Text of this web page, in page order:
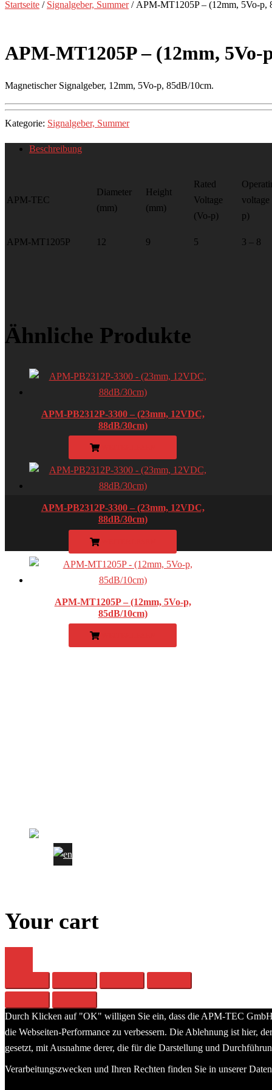
Startseite / Signalgeber, Summer/ APM-MT1205P – (12mm, 5Vo-p,
APM-MT1205P – (12mm, 5Vo-
Magnetischer Signalgeber, 12mm, 5Vo-p, 85dB/10cm.
Kategorie: Signalgeber, Summer
Beschreibung
APM-TEC
Diameter
(mm)
Height
(mm)
Rated
Voltage
(Vo-p)
p)
APM-MT1205P 12 9 5 3 – 8
Ähnliche Produkte
APM-PB2312P-3300 – (23mm, 12VDC,
88dB/30cm)
APM-PB2312P-3300 – (23mm, 12VDC,
88dB/30cm)
APM-MT1205P – (12mm, 5Vo-p,
85dB/10cm)
Your cart
Durch Klicken auf "OK" willigen Sie ein, dass die APM-TEC GmbH
die Webseiten-Performance zu verbessern. Die Ablehnung ist hier,
gesetzt, mit Ausnahme derer, die für die Darstellung und
Verarbeitungszwecken und Ihren Rechten finden Sie in unserer